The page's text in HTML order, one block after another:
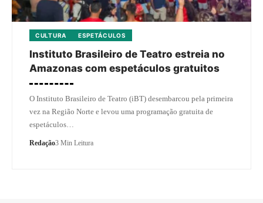
CULTURA ESPETÁCULOS
Instituto Brasileiro de Teatro estreia no
Amazonas com espetáculos gratuitos
O Instituto Brasileiro de Teatro (iBT) desembarcou pela primeira
vez na Região Norte e levou uma programação gratuita de
espetáculos…
Redação3 Min Leitura